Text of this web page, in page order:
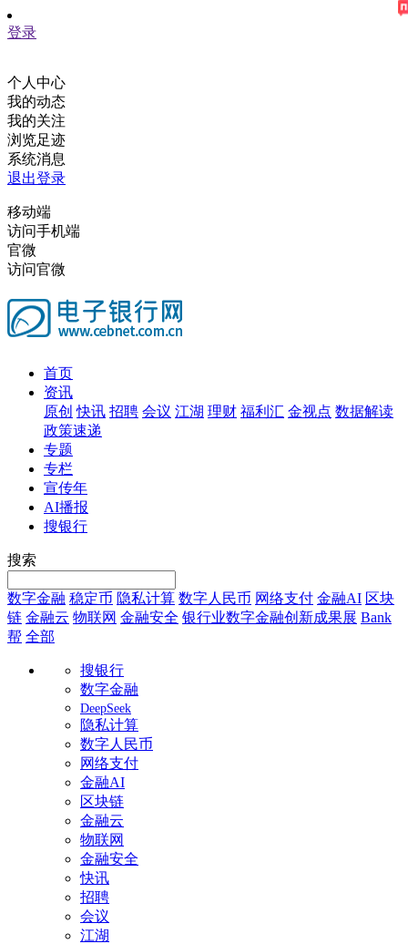
登录
个人中心
我的动态
我的关注
浏览足迹
系统消息
退出登录
移动端
访问手机端
官微
访问官微
首页
资讯
原创 快讯 招聘 会议 江湖 理财 福利汇 金视点 数据解读
政策速递
专题
专栏
宣传年
AI播报
搜银行
搜索
数字金融 稳定币 隐私计算 数字人民币 网络支付 金融AI 区块
链 金融云 物联网 金融安全 银行业数字金融创新成果展 Bank
帮 全部
搜银行
数字金融
DeepSeek
隐私计算
数字人民币
网络支付
金融AI
区块链
金融云
物联网
金融安全
快讯
招聘
会议
江湖